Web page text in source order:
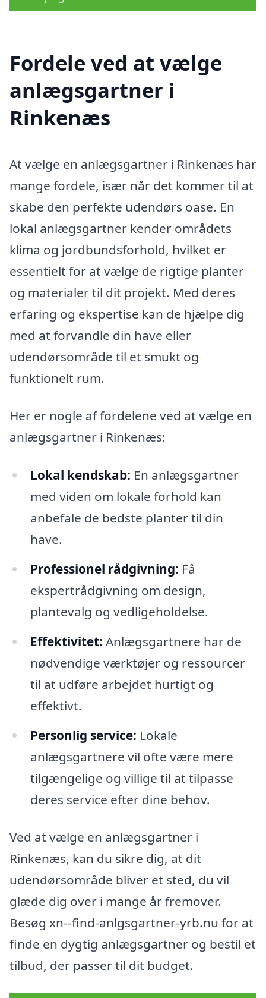
Fordele ved at vælge
anlægsgartner i
Rinkenæs
At vælge en anlægsgartner i Rinkenæs har
mange fordele, især når det kommer til at
skabe den perfekte udendørs oase. En
lokal anlægsgartner kender områdets
klima og jordbundsforhold, hvilket er
essentielt for at vælge de rigtige planter
og materialer til dit projekt. Med deres
erfaring og ekspertise kan de hjælpe dig
med at forvandle din have eller
udendørsområde til et smukt og
funktionelt rum.
Her er nogle af fordelene ved at vælge en
anlægsgartner i Rinkenæs:
Lokal kendskab: En anlægsgartner
med viden om lokale forhold kan
anbefale de bedste planter til din
have.
Professionel rådgivning: Få
ekspertrådgivning om design,
plantevalg og vedligeholdelse.
Effektivitet: Anlægsgartnere har de
nødvendige værktøjer og ressourcer
til at udføre arbejdet hurtigt og
effektivt.
Personlig service: Lokale
anlægsgartnere vil ofte være mere
tilgængelige og villige til at tilpasse
deres service efter dine behov.
Ved at vælge en anlægsgartner i
Rinkenæs, kan du sikre dig, at dit
udendørsområde bliver et sted, du vil
glæde dig over i mange år fremover.
Besøg xn--find-anlgsgartner-yrb.nu for at
finde en dygtig anlægsgartner og bestil et
tilbud, der passer til dit budget.